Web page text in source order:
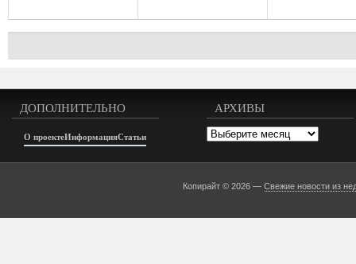
ДОПОЛНИТЕЛЬНО
О проектеИнформацияСтатьи
АРХИВЫ
Архивы
Копирайт © 2026 —Свежие новости из